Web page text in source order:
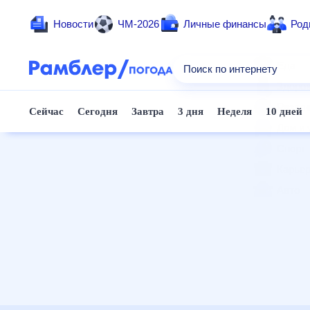
Новости ЧМ-2026 Личные финансы
Еда
Поиск по интернету
Сейчас Сегодня Завтра 3 дня Неделя 10 дней